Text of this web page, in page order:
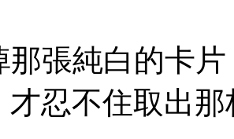
張純白的卡片
才忍不住取出